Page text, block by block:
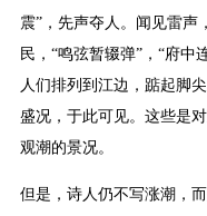
震”，先声夺人。闻见雷声
民，“鸣弦暂辍弹”，“府中
人们排列到江边，踮起脚
盛况，于此可见。这些是
观潮的景况。
但是，诗人仍不写涨潮，